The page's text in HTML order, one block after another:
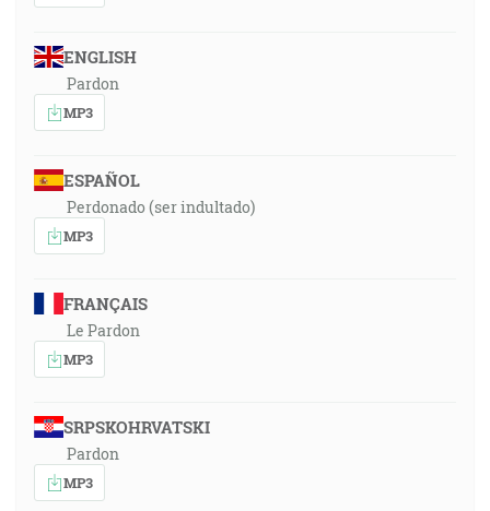
ENGLISH
Pardon
MP3
ESPAÑOL
Perdonado (ser indultado)
MP3
FRANÇAIS
Le Pardon
MP3
SRPSKOHRVATSKI
Pardon
MP3